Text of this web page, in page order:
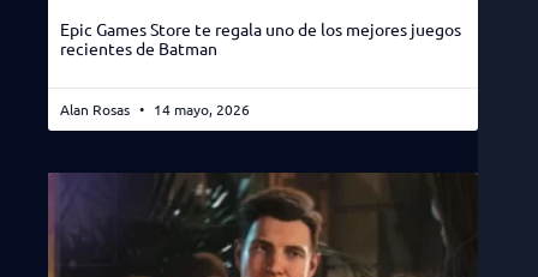
Epic Games Store te regala uno de los mejores juegos
recientes de Batman
Alan Rosas 14 mayo, 2026